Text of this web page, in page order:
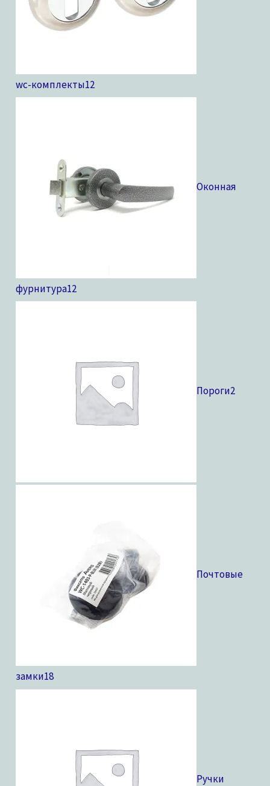
wc-комплекты12
Оконная
фурнитура12
Пороги2
Почтовые
замки18
Ручки